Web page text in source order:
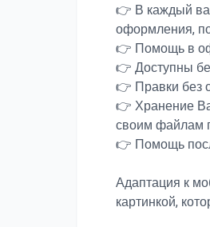
👉 В каждый
оформления,
👉 Помощь в
👉 Доступны
👉 Правки без
👉 Хранение
своим файлам
👉 Помощь
Адаптация к
картинкой,